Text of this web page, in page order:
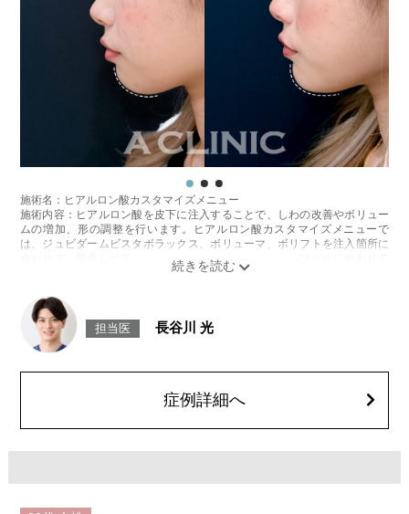
施術名：ヒアルロン酸カスタマイズメニュー
施術内容：ヒアルロン酸を皮下に注入することで、しわの改善やボリュー
ムの増加、形の調整を行います。ヒアルロン酸カスタマイズメニューで
は、ジュビダームビスタボラックス、ボリューマ、ボリフトを注入箇所に
合わせて、最適なヒアルロン酸を医師が患者様お一人おひとりに合わせて
リスク、副作用：腫れ、赤み、内出血、痛み、突っ張り感などが生じるこ
とがございます。また、稀にアレルギー、細菌感染症、血管閉塞などが生
じることがございます。注入箇所を強く刺激するようなマッサージは1〜2
週間ほどお控えください。
オプション：表面麻酔 3,300円(税込)、笑気麻酔 3,300円(税込)
担当医 長谷川 光
症例詳細へ